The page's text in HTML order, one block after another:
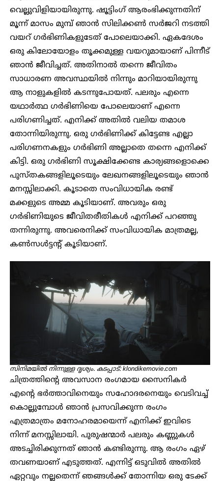
വെല്ലുവിളിയായിരുന്നു. ഷൂട്ടിംഗ് ആരംഭിക്കുന്നതിന്
മൂന്ന് മാസം മുമ്പ് ഞാൻ സിലിക്കണ്‍ സര്‍ജറി നടത്തി
വയറ് ഗര്‍ഭിണികളുടേത് പോലെയാക്കി. ഏകദേശം
ഒരു കിലോയോളം തൂക്കമുള്ള വയറുമായാണ് പിന്നീട്
ഞാൻ ജീവിച്ചത്. അതിനാല്‍ തന്നെ ജീവിതം
സാധാരണ അവസ്ഥയില്‍ നിന്നും മാറിയായിരുന്നു
ആ നാളുകളില്‍ കടന്നുപോയത്. പലരും എന്നെ
യഥാര്‍ത്ഥ ഗര്‍ഭിണിയെ പോലെയാണ് എന്നെ
പരിഗണിച്ചത്. എനിക്ക് അതില്‍ വലിയ തമാശ
തോന്നിയിരുന്നു. ഒരു ഗര്‍ഭിണിക്ക് കിട്ടേണ്ട എല്ലാ
പരിഗണനകളും ഗര്‍ഭിണി അല്ലാതെ തന്നെ എനിക്ക്
കിട്ടി. ഒരു ഗര്‍ഭിണി സൂക്ഷിക്കേണ്ട കാര്യങ്ങളൊക്കെ
പുസ്തകങ്ങളിലൂടെയും ലേഖനങ്ങളിലൂടെയും ഞാൻ
മനസ്സിലാക്കി. കൂടാതെ സംവിധായിക രണ്ട്
മക്കളുടെ അമ്മ കൂടിയാണ്. അവരും ഒരു
ഗര്‍ഭിണിയുടെ ജീവിതരീതികള്‍ എനിക്ക് പറഞ്ഞു
തന്നിരുന്നു. അവരെനിക്ക് സംവിധായിക മാത്രമല്ല,
കണ്‍സള്‍ട്ടന്റ് കൂടിയാണ്.
സിനിമയിൽ നിന്നുള്ള ദൃശ്യം. കടപ്പാട്: klondikemovie.com
ചിത്രത്തിന്റെ അവസാന രംഗമായ സൈനികര്‍
എന്റെ ഭര്‍ത്താവിനെയും സഹോദരനെയും വെടിവച്ച്
കൊല്ലുമ്പോള്‍ ഞാൻ പ്രസവിക്കുന്ന രംഗം
എത്രമാത്രം മനോഹരമായെന്ന് എനിക്ക് ഇവിടെ
നിന്ന് മനസ്സിലായി. പുരുഷന്മാര്‍ പലരും കണ്ണുകള്‍
അടച്ചിരിക്കുന്നത് ഞാൻ കണ്ടിരുന്നു. ആ രംഗം ഏഴ്
തവണയാണ് എടുത്തത്. എന്നിട്ട് ഒടുവില്‍ അതില്‍
ഏറ്റവും നല്ലതെന്ന് ഞങ്ങള്‍ക്ക് തോന്നിയ ഒരു ടേക്ക്